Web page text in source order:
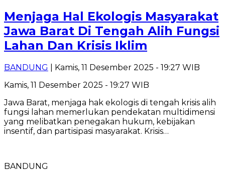
Menjaga Hal Ekologis Masyarakat
Jawa Barat Di Tengah Alih Fungsi
Lahan Dan Krisis Iklim
BANDUNG
| Kamis, 11 Desember 2025 - 19:27 WIB
Kamis, 11 Desember 2025 - 19:27 WIB
Jawa Barat, menjaga hak ekologis di tengah krisis alih
fungsi lahan memerlukan pendekatan multidimensi
yang melibatkan penegakan hukum, kebijakan
insentif, dan partisipasi masyarakat. Krisis…
BANDUNG